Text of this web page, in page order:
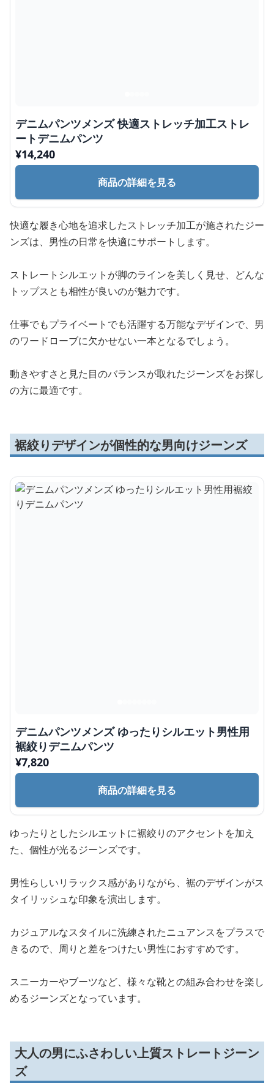
デニムパンツメンズ 快適ストレッチ加工ストレ
ートデニムパンツ
¥14,240
商品の詳細を見る
快適な履き心地を追求したストレッチ加工が施されたジー
ンズは、男性の日常を快適にサポートします。
ストレートシルエットが脚のラインを美しく見せ、どんな
トップスとも相性が良いのが魅力です。
仕事でもプライベートでも活躍する万能なデザインで、男
のワードローブに欠かせない一本となるでしょう。
動きやすさと見た目のバランスが取れたジーンズをお探し
の方に最適です。
裾絞りデザインが個性的な男向けジーンズ
デニムパンツメンズ ゆったりシルエット男性用
裾絞りデニムパンツ
¥7,820
商品の詳細を見る
ゆったりとしたシルエットに裾絞りのアクセントを加え
た、個性が光るジーンズです。
男性らしいリラックス感がありながら、裾のデザインがス
タイリッシュな印象を演出します。
カジュアルなスタイルに洗練されたニュアンスをプラスで
きるので、周りと差をつけたい男性におすすめです。
スニーカーやブーツなど、様々な靴との組み合わせを楽し
めるジーンズとなっています。
大人の男にふさわしい上質ストレートジーン
ズ